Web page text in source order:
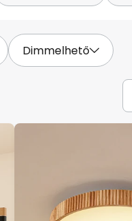
Dimmelhető